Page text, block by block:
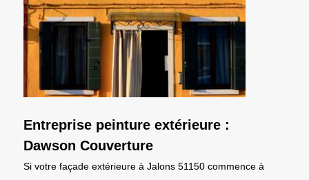
Entreprise peinture extérieure :
Dawson Couverture
Si votre façade extérieure à Jalons 51150 commence à